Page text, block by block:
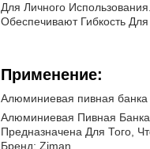
Для Личного
Обеспечивают Гибкость
Применение:
Алюминиевая пивная банка
Алюминиевая Пивная
Предназначена Для Того,
Бренд: Ziman